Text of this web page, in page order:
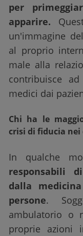
per
apparire.
un'immagine
al proprio
male alla
contribuisce
medici dai
Chi ha le
crisi di fiducia
In qualche
responsabili
dalla
persone.
ambulatorio o
proprie azioni